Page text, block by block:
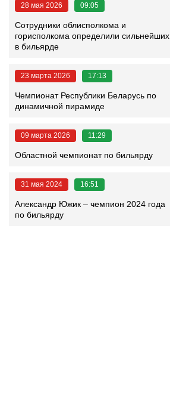
28 мая 2026 09:05
Сотрудники облисполкома и
горисполкома определили сильнейших
в бильярде
23 марта 2026 17:13
Чемпионат Республики Беларусь по
динамичной пирамиде
09 марта 2026 11:29
Областной чемпионат по бильярду
31 мая 2024 16:51
Александр Южик – чемпион 2024 года
по бильярду